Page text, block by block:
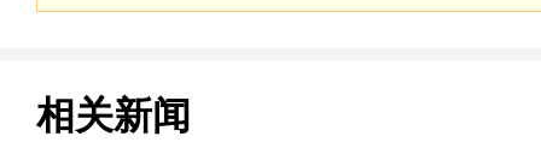
相关新闻